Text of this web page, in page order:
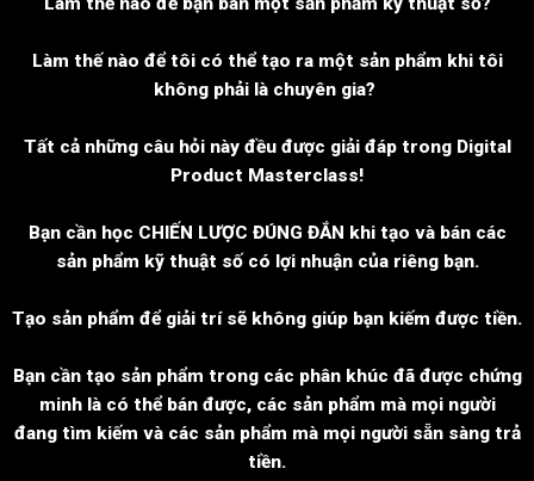
Làm thế nào để tôi có thể tạo ra một sản phẩm khi tôi
không phải là chuyên gia?
Tất cả những câu hỏi này đều được giải đáp trong Digital
Product Masterclass!
Bạn cần học CHIẾN LƯỢC ĐÚNG ĐẮN khi tạo và bán các
sản phẩm kỹ thuật số có lợi nhuận của riêng bạn.
Tạo sản phẩm để giải trí sẽ không giúp bạn kiếm được tiền.
Bạn cần tạo sản phẩm trong các phân khúc đã được chứng
minh là có thể bán được, các sản phẩm mà mọi người
đang tìm kiếm và các sản phẩm mà mọi người sẵn sàng trả
tiền.